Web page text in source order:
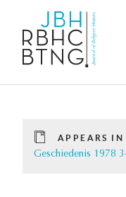
APPEARS IN
Geschiedenis 1978